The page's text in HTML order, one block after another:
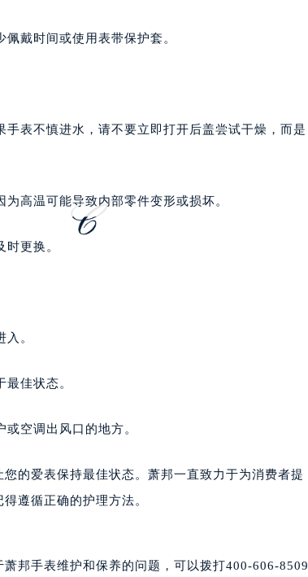
室（需提前预约）
室（需提前预约）
（需提前预约）
层2102室（需提前预约）
楼20层01室（需提前预约）
需提前预约）
前预约）
前预约）
需提前预约）
前预约）
前预约）
戴时间或使用表带保护套。
表不慎进水，请不要立即打开后盖尝试干燥，而是
高温可能导致内部零件变形或损坏。
更换。
。
佳状态。
空调出风口的地方。
的爱表保持最佳状态。萧邦一直致力于为消费者提
遵循正确的护理方法。
邦手表维护和保养的问题，可以拨打400-606-8509